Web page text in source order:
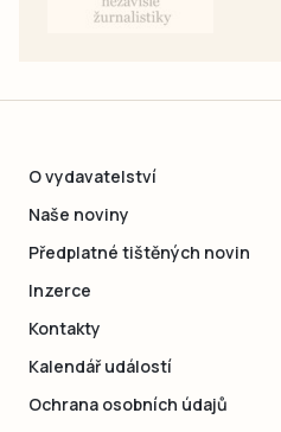
O vydavatelství
Naše noviny
Předplatné tištěných novin
Inzerce
Kontakty
Kalendář událostí
Ochrana osobních údajů